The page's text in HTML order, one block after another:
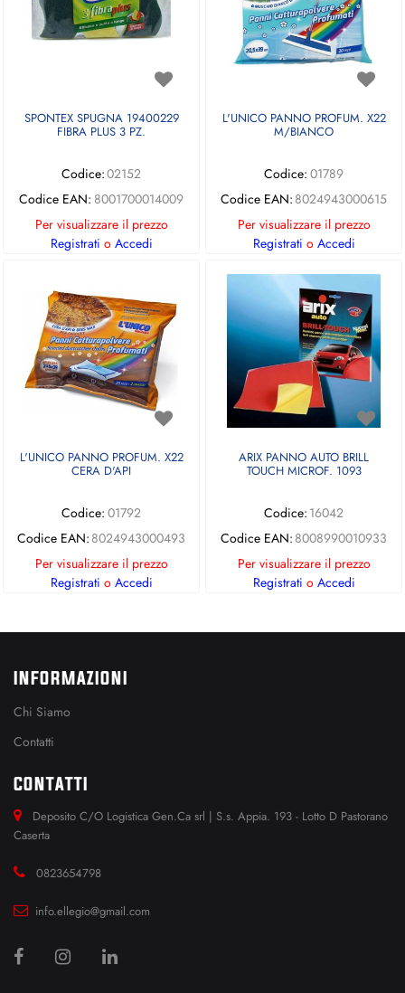
SPONTEX SPUGNA 19400229
FIBRA PLUS 3 PZ.
Codice:02152
Codice EAN: 8001700014009
Per visualizzare il prezzo
Registrati o Accedi
L'UNICO PANNO PROFUM. X22
M/BIANCO
Codice: 01789
Codice EAN: 8024943000615
Per visualizzare il prezzo
Registrati o Accedi
L'UNICO PANNO PROFUM. X22
CERA D'API
Codice: 01792
Codice EAN: 8024943000493
Per visualizzare il prezzo
Registrati o Accedi
ARIX PANNO AUTO BRILL
TOUCH MICROF. 1093
Codice: 16042
Codice EAN: 8008990010933
Per visualizzare il prezzo
Registrati o Accedi
INFORMAZIONI
Chi Siamo
Contatti
CONTATTI
Deposito C/O Logistica Gen.Ca srl | S.s. Appia. 193 - Lotto D Pastorano
Caserta
0823654798
info.ellegio@gmail.com